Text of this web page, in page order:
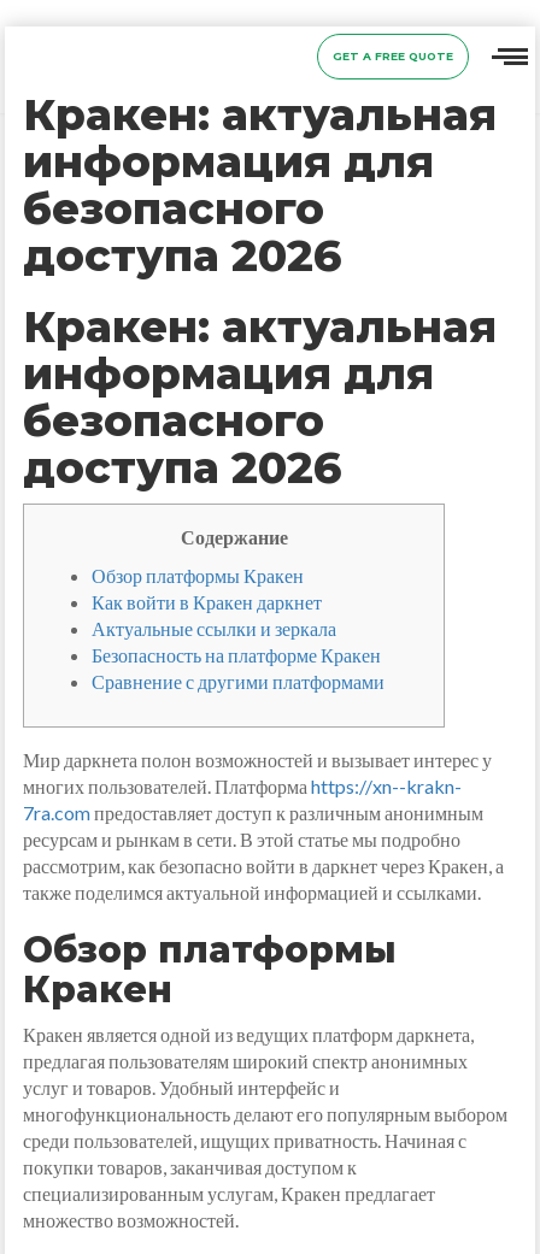
GET A FREE QUOTE
Кракен: актуальная
информация для
безопасного
доступа 2026
Кракен: актуальная
информация для
безопасного
доступа 2026
Содержание
Обзор платформы Кракен
Как войти в Кракен даркнет
Актуальные ссылки и зеркала
Безопасность на платформе Кракен
Сравнение с другими платформами
Мир даркнета полон возможностей и вызывает интерес у
многих пользователей. Платформаhttps://xn--krakn-
7ra.comпредоставляет доступ к различным анонимным
ресурсам и рынкам в сети. В этой статье мы подробно
рассмотрим, как безопасно войти в даркнет через Кракен, а
также поделимся актуальной информацией и ссылками.
Обзор платформы
Кракен
Кракен является одной из ведущих платформ даркнета,
предлагая пользователям широкий спектр анонимных
услуг и товаров. Удобный интерфейс и
многофункциональность делают его популярным выбором
среди пользователей, ищущих приватность. Начиная с
покупки товаров, заканчивая доступом к
специализированным услугам, Кракен предлагает
множество возможностей.